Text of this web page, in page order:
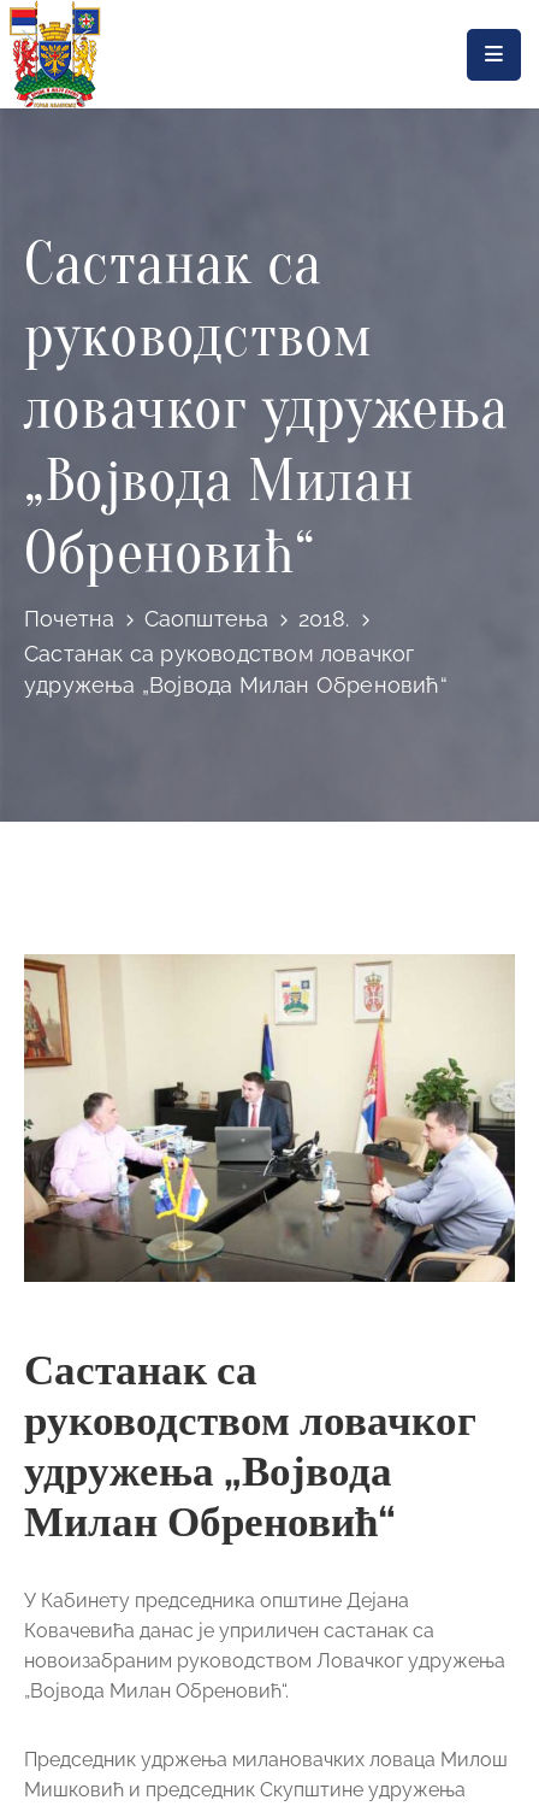
Насловна
Општинска
управа
Актуелности
Горњи
Милановац
Састанак са
руководством
ловачког удружења
„Војвода Милан
Обреновић“
Почетна Саопштења
2018.
Састанак са руководством ловачког
удружења „Војвода Милан Обреновић“
Састанак са
руководством ловачког
удружења „Војвода
Милан Обреновић“
У Кабинету председника општине Дејана
Ковачевића данас је уприличен састанак са
новоизабраним руководством Ловачког удружења
„Војвода Милан Обреновић“.
Председник удржења милановачких ловаца Милош
Мишковић и председник Скупштине удружења